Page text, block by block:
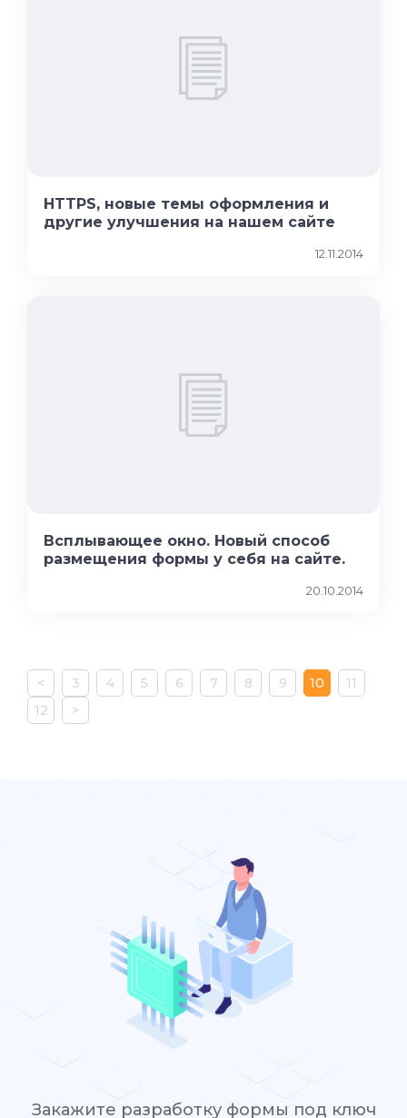
HTTPS, новые темы оформления и
другие улучшения на нашем сайте
12.11.2014
Всплывающее окно. Новый способ
размещения формы у себя на сайте.
20.10.2014
< 3 4 5 6 7 8 9 10
11
12
>
Закажите разработку формы под ключ